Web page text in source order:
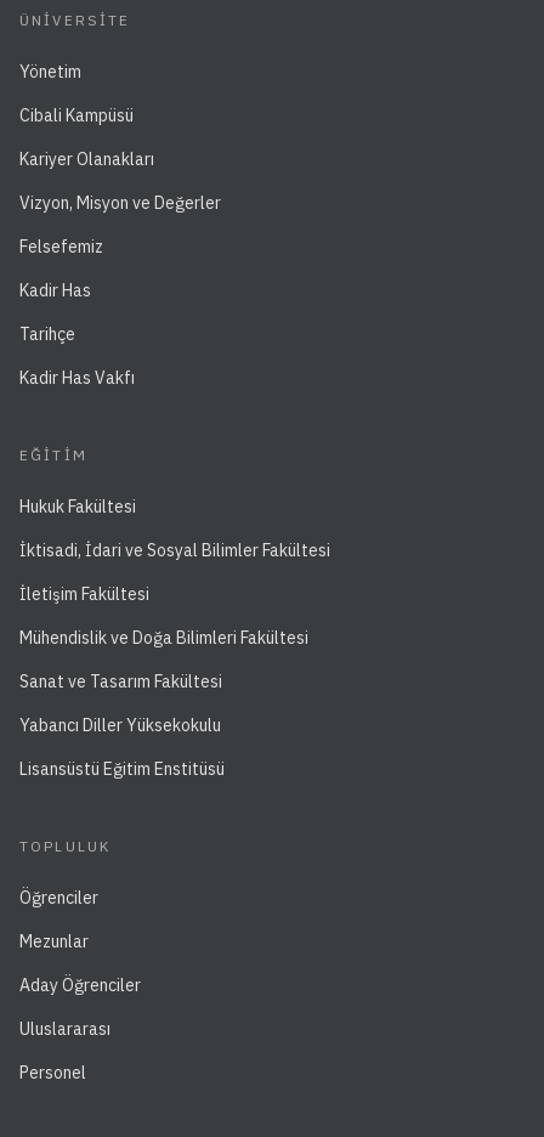
ÜNIVERSITE
Yönetim
Cibali Kampüsü
Kariyer Olanakları
Vizyon, Misyon ve Değerler
Felsefemiz
Kadir Has
Tarihçe
Kadir Has Vakfı
EĞITIM
Hukuk Fakültesi
İktisadi, İdari ve Sosyal Bilimler Fakültesi
İletişim Fakültesi
Mühendislik ve Doğa Bilimleri Fakültesi
Sanat ve Tasarım Fakültesi
Yabancı Diller Yüksekokulu
Lisansüstü Eğitim Enstitüsü
TOPLULUK
Öğrenciler
Mezunlar
Aday Öğrenciler
Uluslararası
Personel